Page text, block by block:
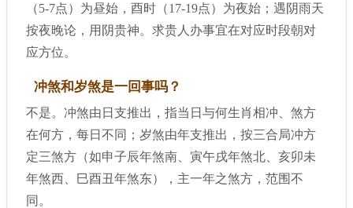
（5-7点）为昼始，酉时（17-19点）为夜始；遇阴雨天
按夜晚论，用阴贵神。求贵人办事宜在对应时段朝对
应方位。
冲煞和岁煞是一回事吗？
不是。冲煞由日支推出，指当日与何生肖相冲、煞方
在何方，每日不同；岁煞由年支推出，按三合局冲方
定三煞方（如申子辰年煞南、寅午戌年煞北、亥卯未
年煞西、巳酉丑年煞东），主一年之煞方，范围不
同。